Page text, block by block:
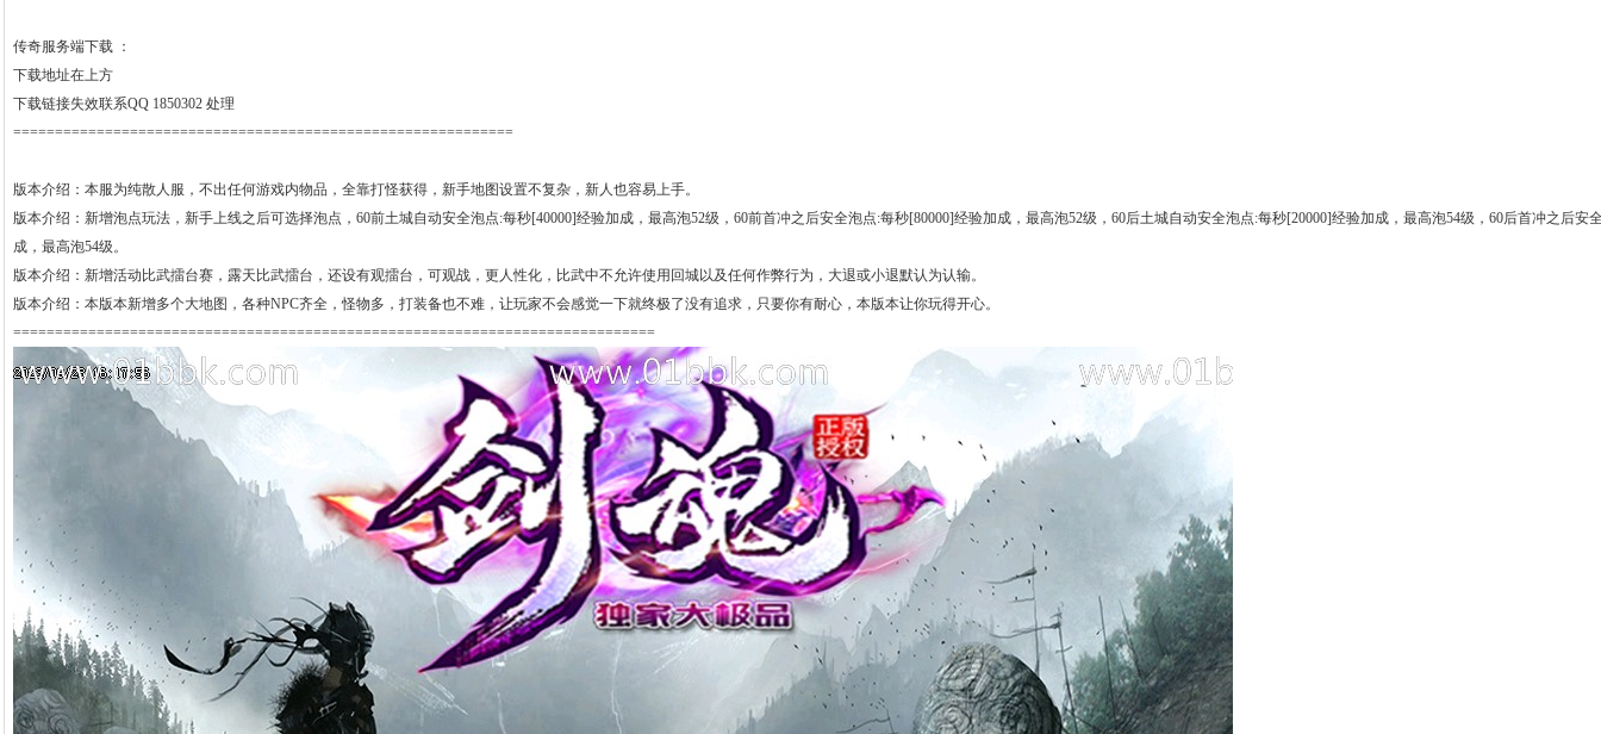
传奇服务端下载 ：
下载地址在上方
下载链接失效联系QQ 1850302 处理
============================================================
版本介绍：本服为纯散人服，不出任何游戏内物品，全靠打怪获得，新手地图设置不复杂，新人也容易上手。
版本介绍：新增泡点玩法，新手上线之后可选择泡点，60前土城自动安全泡点:每秒[40000]经验加成，最高泡52级，60前首冲之后安全泡点:每秒[80000]经验加成，最高泡52级，60后土城自动安全泡点:每秒[20000]经验加成，最高泡54级，60后首冲之后安
成，最高泡54级。
版本介绍：新增活动比武擂台赛，露天比武擂台，还设有观擂台，可观战，更人性化，比武中不允许使用回城以及任何作弊行为，大退或小退默认为认输。
版本介绍：本版本新增多个大地图，各种NPC齐全，怪物多，打装备也不难，让玩家不会感觉一下就终极了没有追求，只要你有耐心，本版本让你玩得开心。
=============================================================================